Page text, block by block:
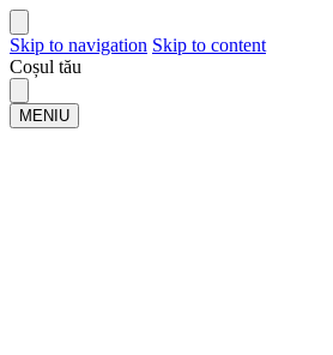
Skip to navigation Skip to content
Coșul tău
MENIU